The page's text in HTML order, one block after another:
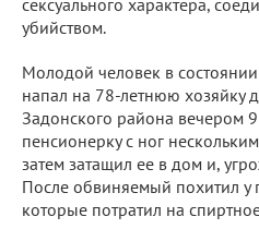
убийством.
Молодой человек в
напал на 78-летнюю хозяйку
Задонского района вечером
пенсионерку с ног
затем затащил ее в дом и,
После обвиняемый похитил у
которые потратил на